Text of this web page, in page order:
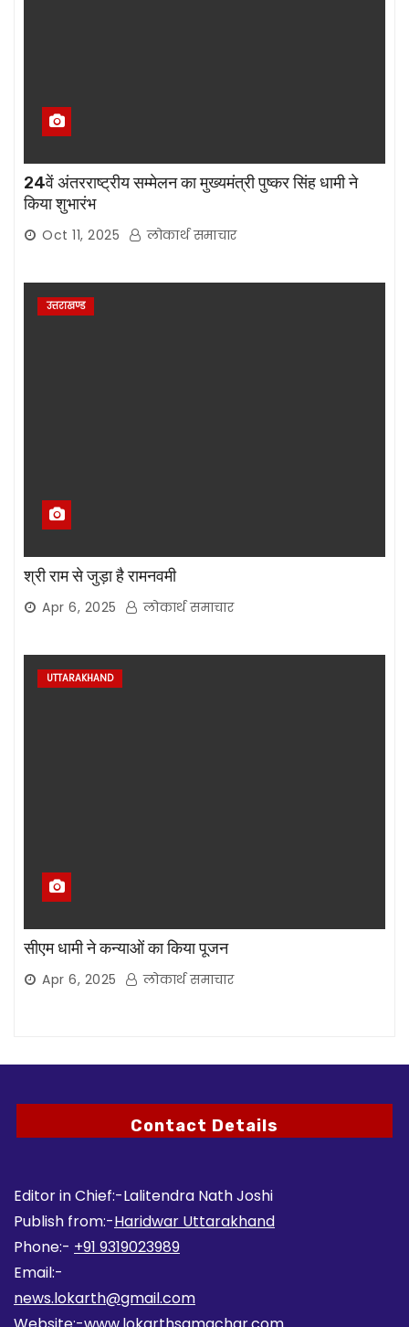
24वें अंतरराष्ट्रीय सम्मेलन का मुख्यमंत्री पुष्कर सिंह धामी ने
किया शुभारंभ
Oct 11, 2025 लोकार्थ समाचार
उत्तराखण्ड
श्री राम से जुड़ा है रामनवमी
Apr 6, 2025 लोकार्थ समाचार
UTTARAKHAND
सीएम धामी ने कन्याओं का किया पूजन
Apr 6, 2025 लोकार्थ समाचार
Contact Details
Editor in Chief:-Lalitendra Nath Joshi
Publish from:-Haridwar Uttarakhand
Phone:- +91 9319023989
Email:-
news.lokarth@gmail.com